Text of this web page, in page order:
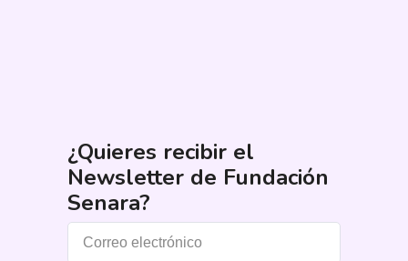
¿Quieres recibir el
Newsletter de Fundación
Senara?